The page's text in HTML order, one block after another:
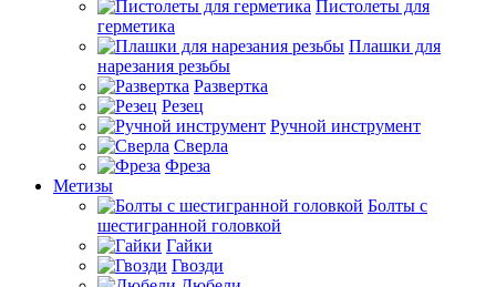
Пистолеты для
герметика
Плашки для
нарезания резьбы
Развертка
Резец
Ручной инструмент
Сверла
Фреза
Метизы
Болты с
шестигранной головкой
Гайки
Гвозди